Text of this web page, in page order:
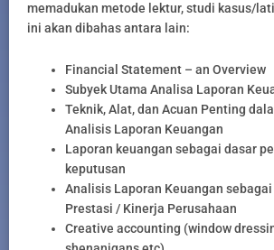
memadukan metode lektur, studi kasus/
ini akan dibahas antara lain:
Financial Statement – an Overview
Subyek Utama Analisa Laporan
Teknik, Alat, dan Acuan Penting
Analisis Laporan Keuangan
Laporan keuangan sebagai dasar
keputusan
Analisis Laporan Keuangan
Prestasi / Kinerja Perusahaan
Creative accounting (window